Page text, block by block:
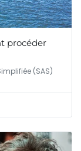
procéder
(SAS)